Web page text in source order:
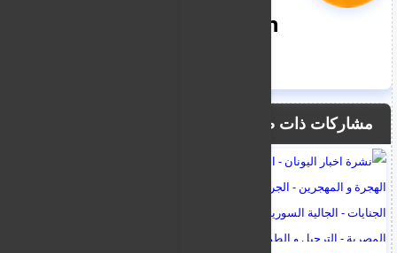
nooreddin
مشاركات ذات صلة